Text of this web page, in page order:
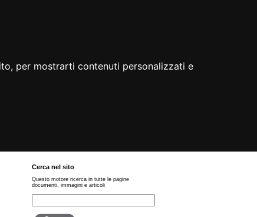
per mostrarti contenuti personalizzati e
Cerca nel sito
Questo motore ricerca in tutte le pagine
documenti, immagini e articoli